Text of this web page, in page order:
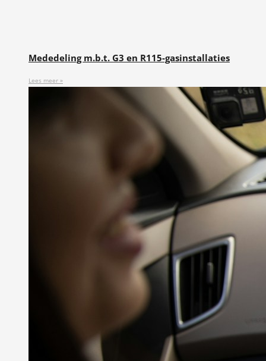
Mededeling m.b.t. G3 en R115-gasinstallaties
Lees meer »